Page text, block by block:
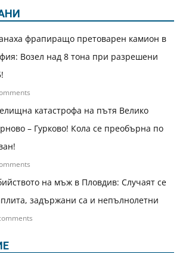
фрапиращо претоварен камион в
Возел над 8 тона при разрешени
катастрофа на пътя Велико
– Гурково! Кола се преобърна по
на мъж в Пловдив: Случаят се
задържани са и непълнолетни